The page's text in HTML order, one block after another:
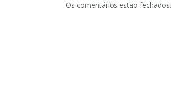
Os comentários estão fechados.